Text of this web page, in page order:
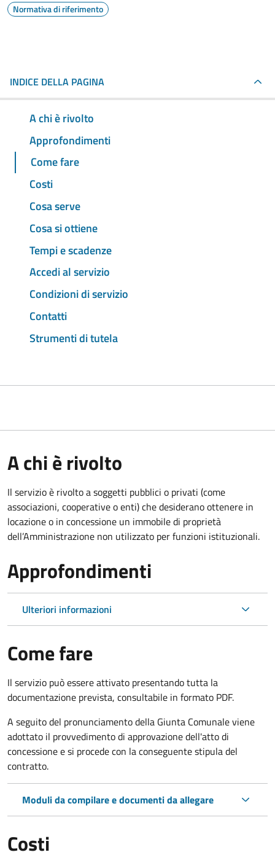
Normativa di riferimento
INDICE DELLA PAGINA
A chi è rivolto
Approfondimenti
Come fare
Costi
Cosa serve
Cosa si ottiene
Tempi e scadenze
Accedi al servizio
Condizioni di servizio
Contatti
Strumenti di tutela
A chi è rivolto
Il servizio è rivolto a soggetti pubblici o privati (come
associazioni, cooperative o enti) che desiderano ottenere in
locazione o in concessione un immobile di proprietà
dell’Amministrazione non utilizzato per funzioni istituzionali.
Approfondimenti
Ulteriori informazioni
Come fare
Il servizio può essere attivato presentando tutta la
documentazione prevista, consultabile in formato PDF.
A seguito del pronunciamento della Giunta Comunale viene
adottato il provvedimento di approvazione dell'atto di
concessione e si procede con la conseguente stipula del
contratto.
Moduli da compilare e documenti da allegare
Costi